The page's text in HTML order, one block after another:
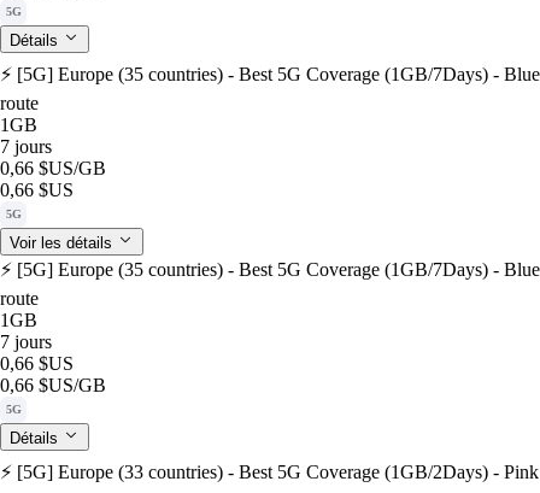
5G
Détails
⚡️ [5G] Europe (35 countries) - Best 5G Coverage (1GB/7Days) - Blue
route
1GB
7 jours
0,66 $US/GB
0,66 $US
5G
Voir les détails
⚡️ [5G] Europe (35 countries) - Best 5G Coverage (1GB/7Days) - Blue
route
1GB
7 jours
0,66 $US
0,66 $US/GB
5G
Détails
⚡️ [5G] Europe (33 countries) - Best 5G Coverage (1GB/2Days) - Pink